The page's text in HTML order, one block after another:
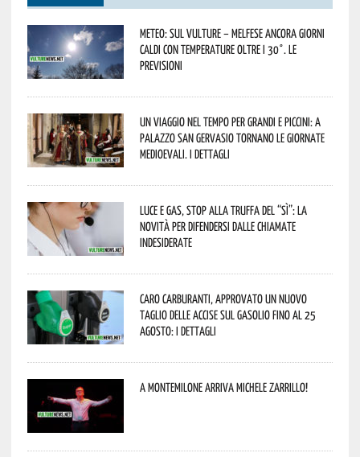
Meteo: sul Vulture – melfese ancora giorni
caldi con temperature oltre i 30°. Le
previsioni
Un viaggio nel tempo per grandi e piccini: a
Palazzo San Gervasio tornano le Giornate
Medioevali. I dettagli
Luce e gas, stop alla truffa del “Sì”: la
novità per difendersi dalle chiamate
indesiderate
Caro carburanti, approvato un nuovo
taglio delle accise sul gasolio fino al 25
agosto: i dettagli
A Montemilone arriva Michele Zarrillo!